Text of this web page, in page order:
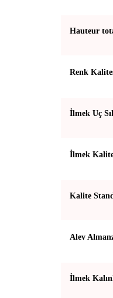
Hauteur
Renk
İlmek Uç
İlmek
Kalite
Alev
İlmek